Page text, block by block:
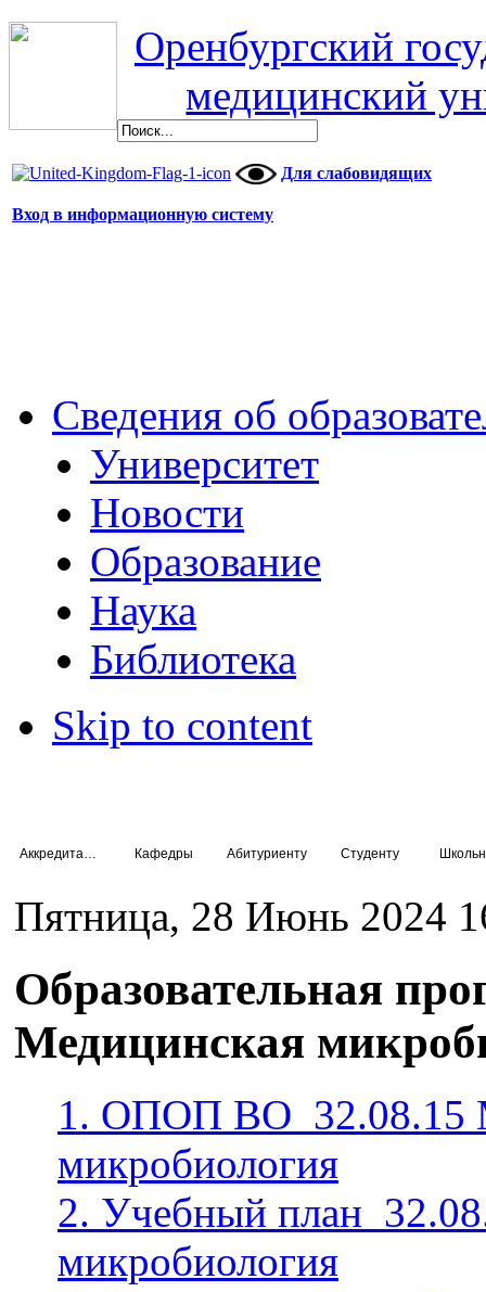
Оренбургский
медицинский
Для слабовидящих
Вход в информационную систему
Сведения об
Университет
Новости
Образование
Наука
Библиотека
Skip to content
Кафедры Абитуриенту Студенту
Пятница, 28 Июнь 2024
Образовательная
Медицинская
1. ОПОП ВО_32.08.15
микробиология
2. Учебный
микробиология